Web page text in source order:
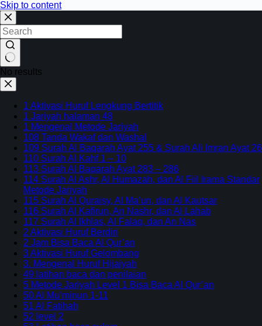
Skip to content
No results
1 Aktivasi Huruf Lengkung Bertitik
1 Jariyah halaman 48
1 Mengenal Metode Jariyah
108 Tanda Wakaf dan Washal
109 Surah Al Baqarah Ayat 255 & Surah Ali Imran Ayat 26
110 Surah Al Kahf 1 – 10
113 Surah Al Baqarah Ayat 283 – 286
114 Surah Al Ashr, Al Humazah, dan Al Fiil Irama Standar
Metode Jariyah
115 Surah Al Quraisy, Al Ma’un, dan Al Kautsar
116 Surah Al Kafirun, An Nashr, dan Al Lahab
117 Surah Al Ikhlas, Al Falaq, dan An Nas
2 Aktivasi Huruf Berdiri
2 Jam Bisa Baca Al Qur’an
3 Aktivasi Huruf Gelombang
3. Mengenal Huruf Hijaiyah
49 latihan baca dan penilaian
5 Metode Jariyah Level 1 Bisa Baca Al Qur’an
50 Al Mu’minun 1-11
51 Al Fatihah
52 level 2